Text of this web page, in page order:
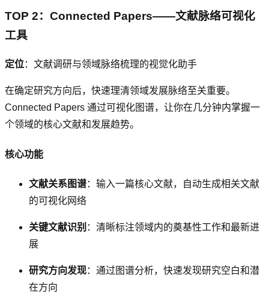
TOP 2：Connected Papers——文献脉络可视化
工具
定位：文献调研与领域脉络梳理的视觉化助手
在确定研究方向后，快速理清领域发展脉络至关重要。
Connected Papers 通过可视化图谱，让你在几分钟内掌握一
个领域的核心文献和发展趋势。
核心功能
文献关系图谱：输入一篇核心文献，自动生成相关文献
的可视化网络
关键文献识别 ：清晰标注领域内的奠基性工作和最新进
展
研究方向发现：通过图谱分析，快速发现研究空白和潜
在方向